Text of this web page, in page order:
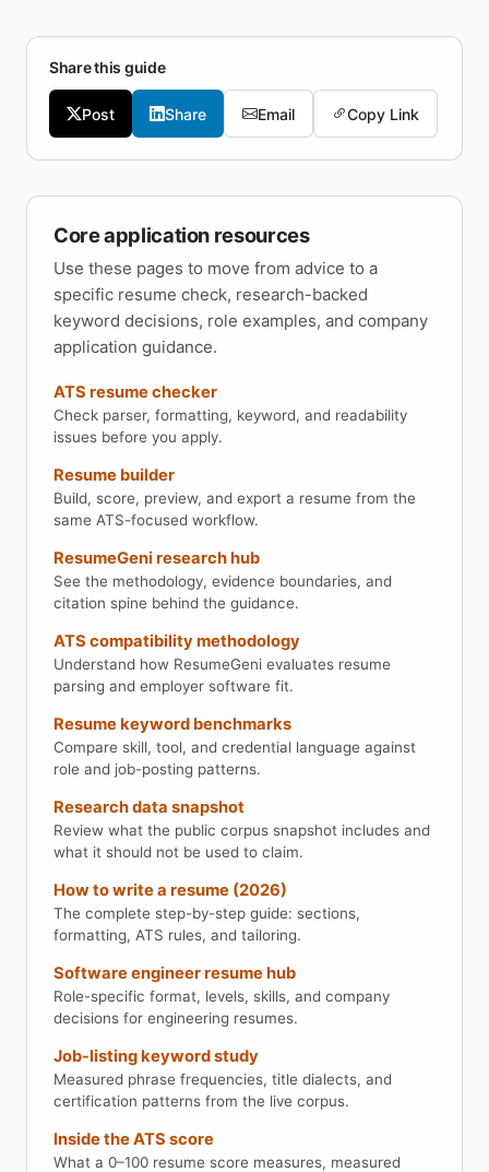
Share this guide
Post Share Email Copy Link
Core application resources
Use these pages to move from advice to a
specific resume check, research-backed
keyword decisions, role examples, and company
application guidance.
ATS resume checker
Check parser, formatting, keyword, and readability
issues before you apply.
Resume builder
Build, score, preview, and export a resume from the
same ATS-focused workflow.
ResumeGeni research hub
See the methodology, evidence boundaries, and
citation spine behind the guidance.
ATS compatibility methodology
Understand how ResumeGeni evaluates resume
parsing and employer software fit.
Resume keyword benchmarks
Compare skill, tool, and credential language against
role and job-posting patterns.
Research data snapshot
Review what the public corpus snapshot includes and
what it should not be used to claim.
How to write a resume (2026)
The complete step-by-step guide: sections,
formatting, ATS rules, and tailoring.
Software engineer resume hub
Role-specific format, levels, skills, and company
decisions for engineering resumes.
Job-listing keyword study
Measured phrase frequencies, title dialects, and
certification patterns from the live corpus.
Inside the ATS score
What a 0–100 resume score measures, measured